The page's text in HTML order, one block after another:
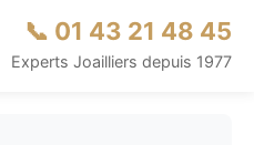
📞 01 43 21 48 45
Experts Joailliers depuis 1977